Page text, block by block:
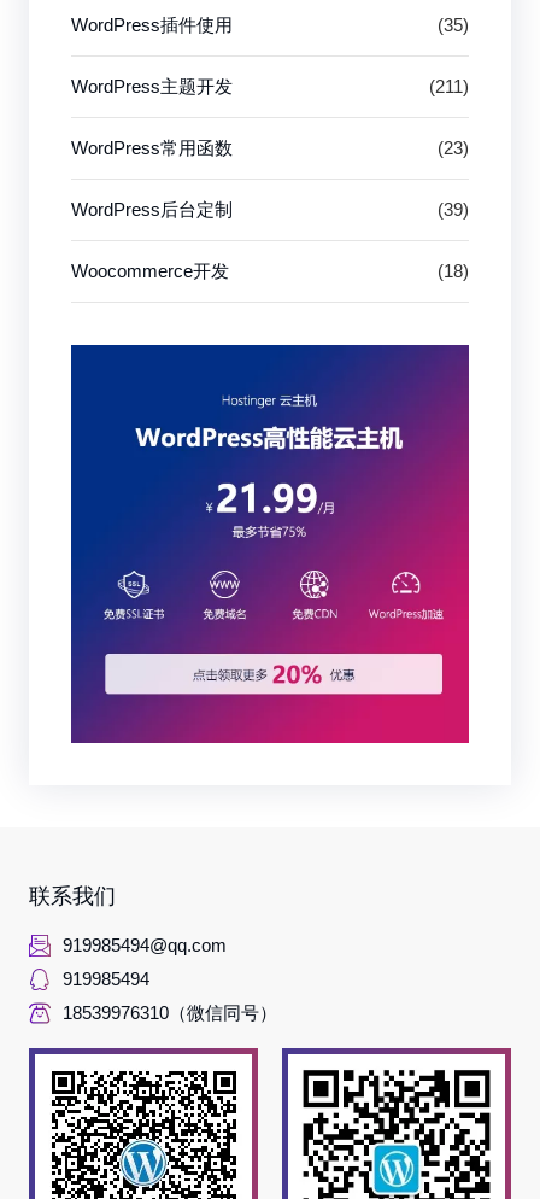
WordPress插件使用 (35)
WordPress主题开发 (211)
WordPress常用函数 (23)
WordPress后台定制 (39)
Woocommerce开发 (18)
联系我们
919985494@qq.com
919985494
18539976310（微信同号）